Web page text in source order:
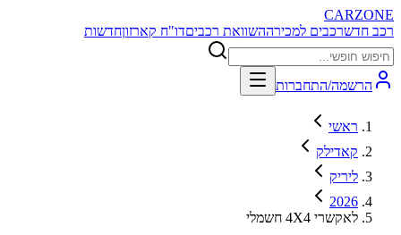
CARZONE
רכב חדשרכבים למכירההשוואת רכביםדו"ח קארזוןחדשות
הרשמה/התחברות
ראשי
קאדילק
ליריק
2026
לאקשרי 4X4 חשמלי